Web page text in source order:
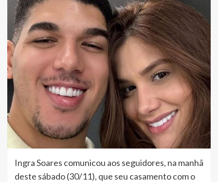
Ingra Soares comunicou aos seguidores, na manhã
deste sábado (30/11), que seu casamento com o